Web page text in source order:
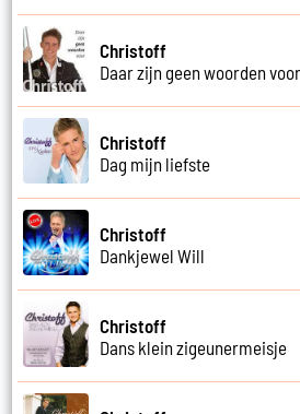
Christoff
Daar zijn geen woorden voor
Christoff
Dag mijn liefste
Christoff
Dankjewel Will
Christoff
Dans klein zigeunermeisje